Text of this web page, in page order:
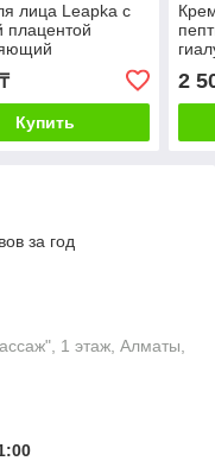
лица Leapka с
плацентой
Купить
2
за год
1 этаж, Алматы,